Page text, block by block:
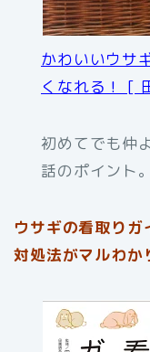
かわいいウサ
くなれる！ [
初めてでも仲
話のポイント。
ウサギの看取り
対処法がマルわ